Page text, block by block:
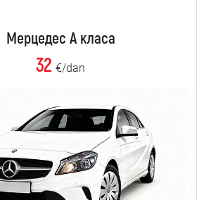
Мерцедес А класа
32 €/dan